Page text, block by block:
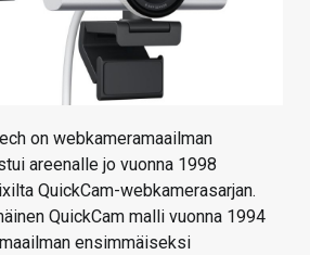
on webkameramaailman
areenalle jo vuonna 1998
QuickCam-webkamerasarjan.
QuickCam malli vuonna 1994
ensimmäiseksi